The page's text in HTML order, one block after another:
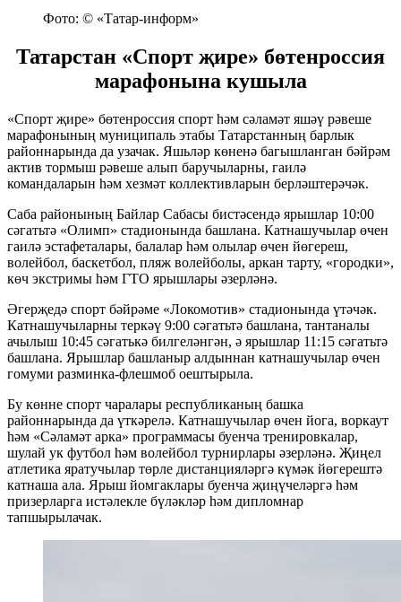
Фото: © «Татар-информ»
Татарстан «Спорт җире» бөтенроссия
марафонына кушыла
«Спорт җире» бөтенроссия спорт һәм сәламәт яшәү рәвеше
марафонының муниципаль этабы Татарстанның барлык
районнарында да узачак. Яшьләр көненә багышланган бәйрәм
актив тормыш рәвеше алып баручыларны, гаилә
командаларын һәм хезмәт коллективларын берләштерәчәк.
Саба районының Байлар Сабасы бистәсендә ярышлар 10:00
сәгатьтә «Олимп» стадионында башлана. Катнашучылар өчен
гаилә эстафеталары, балалар һәм олылар өчен йөгереш,
волейбол, баскетбол, пляж волейболы, аркан тарту, «городки»,
көч экстримы һәм ГТО ярышлары әзерләнә.
Әгерҗедә спорт бәйрәме «Локомотив» стадионында үтәчәк.
Катнашучыларны теркәү 9:00 сәгатьтә башлана, тантаналы
ачылыш 10:45 сәгатькә билгеләнгән, ә ярышлар 11:15 сәгатьтә
башлана. Ярышлар башланыр алдыннан катнашучылар өчен
гомуми разминка-флешмоб оештырыла.
Бу көнне спорт чаралары республиканың башка
районнарында да үткәрелә. Катнашучылар өчен йога, воркаут
һәм «Сәламәт арка» программасы буенча тренировкалар,
шулай ук футбол һәм волейбол турнирлары әзерләнә. Җиңел
атлетика яратучылар төрле дистанцияләргә күмәк йөгерештә
катнаша ала. Ярыш йомгаклары буенча җиңүчеләргә һәм
призерларга истәлекле бүләкләр һәм дипломнар
тапшырылачак.